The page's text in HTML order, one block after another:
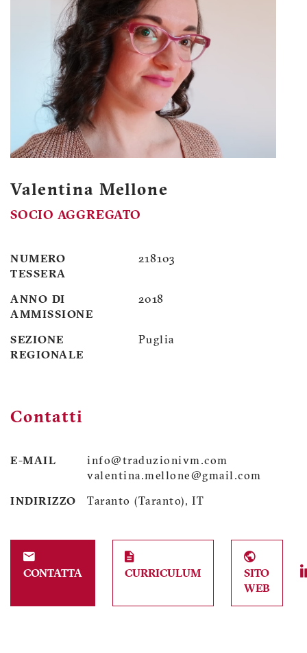
Valentina Mellone
SOCIO AGGREGATO
NUMERO
TESSERA
218103
ANNO DI
AMMISSIONE
2018
SEZIONE
REGIONALE
Puglia
Contatti
E-MAIL
info@traduzionivm.com
valentina.mellone@gmail.com
INDIRIZZO Taranto (Taranto), IT
CONTATTA CURRICULUM
SITO
WEB